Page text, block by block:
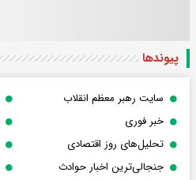
پیوندها
سایت رهبر معظم انقلاب
خبر فوری
تحلیل‌های روز اقتصادی
جنجالی‌ترین اخبار حوادث